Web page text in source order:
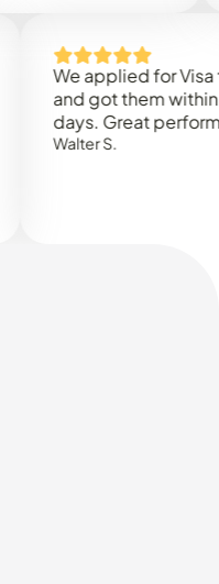
We applied for Visa to
and got them within 3
days. Great performance!
Walter S.